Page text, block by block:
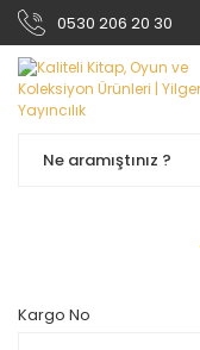
0530 206 20 30
Kargo No